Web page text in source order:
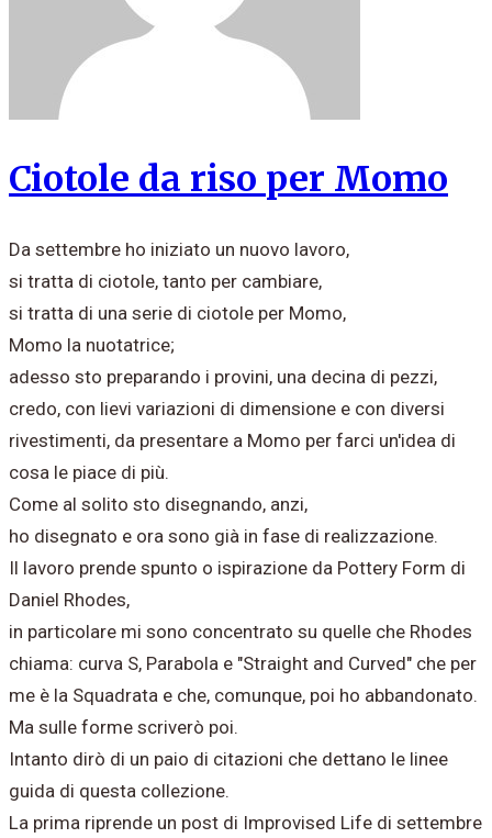
Ciotole da riso per Momo
Da settembre ho iniziato un nuovo lavoro,
si tratta di ciotole, tanto per cambiare,
si tratta di una serie di ciotole per Momo,
Momo la nuotatrice;
adesso sto preparando i provini, una decina di pezzi,
credo, con lievi variazioni di dimensione e con diversi
rivestimenti, da presentare a Momo per farci un'idea di
cosa le piace di più.
Come al solito sto disegnando, anzi,
ho disegnato e ora sono già in fase di realizzazione.
Il lavoro prende spunto o ispirazione da Pottery Form di
Daniel Rhodes,
in particolare mi sono concentrato su quelle che Rhodes
chiama: curva S, Parabola e "Straight and Curved" che per
me è la Squadrata e che, comunque, poi ho abbandonato.
​Ma sulle forme scriverò poi.
Intanto dirò di un paio di citazioni che dettano le linee
guida di questa collezione.
La prima riprende un post di Improvised Life di settembre